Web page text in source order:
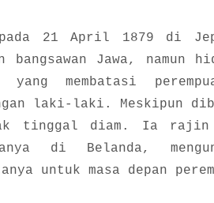
21 April 1879 di
Jawa, namun
membatasi
laki-laki. Meskipun
tinggal diam. Ia rajin
di Belanda,
untuk masa depan